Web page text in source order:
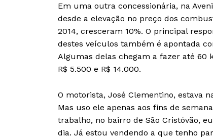
Em uma outra concessionária, na
desde a elevação no preço dos
2014, cresceram 10%. O principal
destes veículos também é apontada
Algumas delas chegam a fazer até
R$ 5.500 e R$ 14.000.
O motorista, José Clementino, estava
Mas uso ele apenas aos fins de
trabalho, no bairro de São Cristóvão,
dia. Já estou vendendo a que tenho